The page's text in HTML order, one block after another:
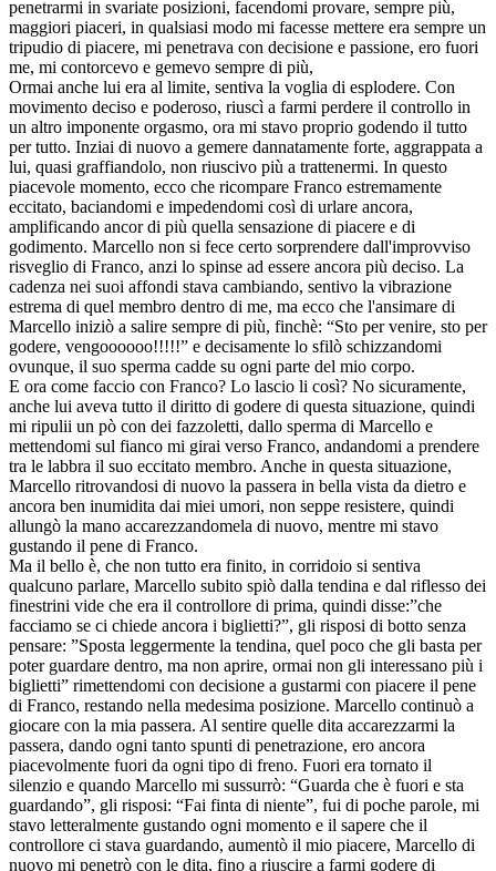
penetrarmi in svariate posizioni, facendomi provare, sempre più,
maggiori piaceri, in qualsiasi modo mi facesse mettere era sempre un
tripudio di piacere, mi penetrava con decisione e passione, ero fuori
me, mi contorcevo e gemevo sempre di più,
Ormai anche lui era al limite, sentiva la voglia di esplodere. Con
movimento deciso e poderoso, riuscì a farmi perdere il controllo in
un altro imponente orgasmo, ora mi stavo proprio godendo il tutto
per tutto. Inziai di nuovo a gemere dannatamente forte, aggrappata a
lui, quasi graffiandolo, non riuscivo più a trattenermi. In questo
piacevole momento, ecco che ricompare Franco estremamente
eccitato, baciandomi e impedendomi così di urlare ancora,
amplificando ancor di più quella sensazione di piacere e di
godimento. Marcello non si fece certo sorprendere dall'improvviso
risveglio di Franco, anzi lo spinse ad essere ancora più deciso. La
cadenza nei suoi affondi stava cambiando, sentivo la vibrazione
estrema di quel membro dentro di me, ma ecco che l'ansimare di
Marcello iniziò a salire sempre di più, finchè: “Sto per venire, sto per
godere, vengoooooo!!!!!” e decisamente lo sfilò schizzandomi
ovunque, il suo sperma cadde su ogni parte del mio corpo.
E ora come faccio con Franco? Lo lascio li così? No sicuramente,
anche lui aveva tutto il diritto di godere di questa situazione, quindi
mi ripulii un pò con dei fazzoletti, dallo sperma di Marcello e
mettendomi sul fianco mi girai verso Franco, andandomi a prendere
tra le labbra il suo eccitato membro. Anche in questa situazione,
Marcello ritrovandosi di nuovo la passera in bella vista da dietro e
ancora ben inumidita dai miei umori, non seppe resistere, quindi
allungò la mano accarezzandomela di nuovo, mentre mi stavo
gustando il pene di Franco.
Ma il bello è, che non tutto era finito, in corridoio si sentiva
qualcuno parlare, Marcello subito spiò dalla tendina e dal riflesso dei
finestrini vide che era il controllore di prima, quindi disse:”che
facciamo se ci chiede ancora i biglietti?”, gli risposi di botto senza
pensare: ”Sposta leggermente la tendina, quel poco che gli basta per
poter guardare dentro, ma non aprire, ormai non gli interessano più i
biglietti” rimettendomi con decisione a gustarmi con piacere il pene
di Franco, restando nella medesima posizione. Marcello continuò a
giocare con la mia passera. Al sentire quelle dita accarezzarmi la
passera, dando ogni tanto spunti di penetrazione, ero ancora
piacevolmente fuori da ogni tipo di freno. Fuori era tornato il
silenzio e quando Marcello mi sussurrò: “Guarda che è fuori e sta
guardando”, gli risposi: “Fai finta di niente”, fui di poche parole, mi
stavo letteralmente gustando ogni momento e il sapere che il
controllore ci stava guardando, aumentò il mio piacere, Marcello di
nuovo mi penetrò con le dita, fino a riuscire a farmi godere di